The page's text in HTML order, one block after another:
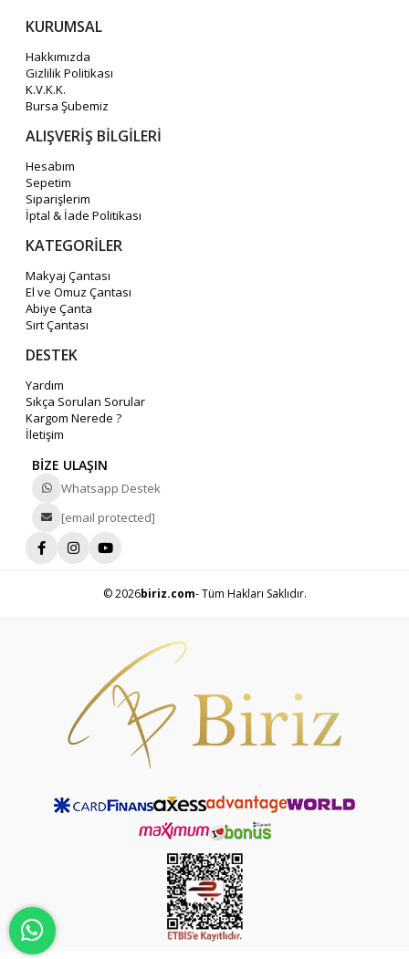
KURUMSAL
Hakkımızda
Gizlilik Politikası
K.V.K.K.
Bursa Şubemiz
ALIŞVERİŞ BİLGİLERİ
Hesabım
Sepetim
Siparişlerim
İptal & İade Politikası
KATEGORİLER
Makyaj Çantası
El ve Omuz Çantası
Abiye Çanta
Sırt Çantası
DESTEK
Yardım
Sıkça Sorulan Sorular
Kargom Nerede ?
İletişim
BİZE ULAŞIN
Whatsapp Destek
[email protected]
© 2026biriz.com- Tüm Hakları Saklıdır.